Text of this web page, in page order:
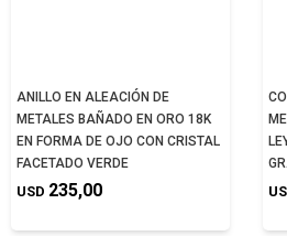
ANILLO EN ALEACIÓN DE
METALES BAÑADO EN ORO 18K
EN FORMA DE OJO CON CRISTAL
FACETADO VERDE
USD 235,00